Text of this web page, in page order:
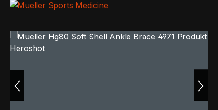
Bildergalerie überspringen